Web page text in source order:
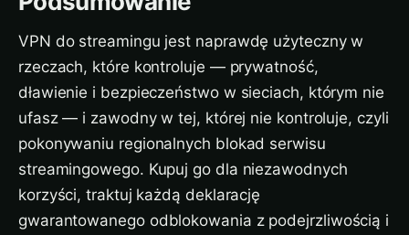
VPN do streamingu jest naprawdę użyteczny w
rzeczach, które kontroluje — prywatność,
dławienie i bezpieczeństwo w sieciach, którym nie
ufasz — i zawodny w tej, której nie kontroluje, czyli
pokonywaniu regionalnych blokad serwisu
streamingowego. Kupuj go dla niezawodnych
korzyści, traktuj każdą deklarację
gwarantowanego odblokowania z podejrzliwością i